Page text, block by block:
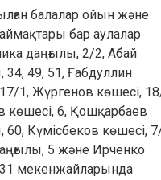
балалар ойын және
бар аулалар
даңғылы, 2/2, Абай
34, 49, 51, Ғабдуллин
1, Жүргенов көшесі,
көшесі, 6, Қошқарбаев
60, Күмісбеков көшесі,
5 және Ирченко
мекенжайларында